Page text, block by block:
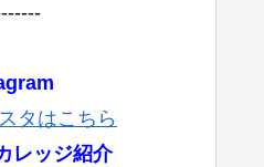
タはこちら
レッジ紹介